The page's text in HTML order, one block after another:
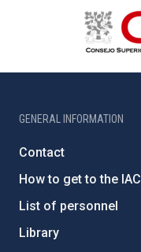
GENERAL INFORMATION
Contact
How to get to the IAC
List of personnel
Library